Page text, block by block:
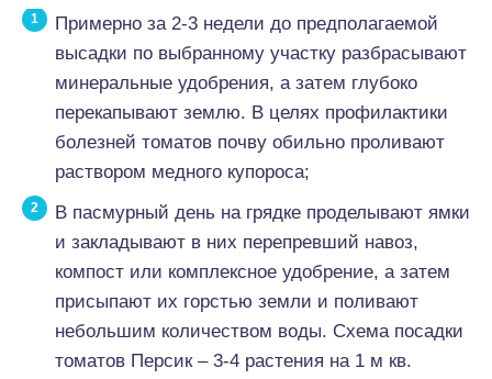
Примерно за 2-3 недели до предполагаемой
высадки по выбранному участку разбрасывают
минеральные удобрения, а затем глубоко
перекапывают землю. В целях профилактики
болезней томатов почву обильно проливают
раствором медного купороса;
В пасмурный день на грядке проделывают ямки
и закладывают в них перепревший навоз,
компост или комплексное удобрение, а затем
присыпают их горстью земли и поливают
небольшим количеством воды. Схема посадки
томатов Персик – 3-4 растения на 1 м кв.